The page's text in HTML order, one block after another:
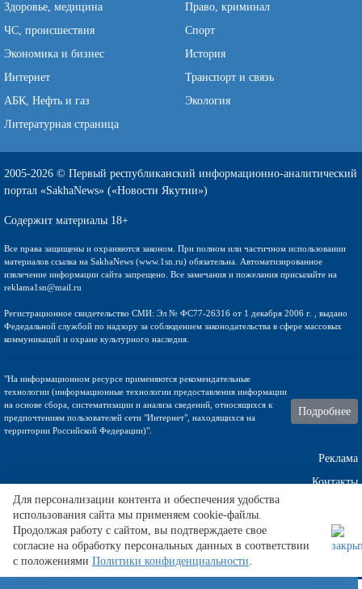
Здоровье, медицина
Право, криминал
ЧС, происшествия
Спорт
Экономика и бизнес
История
Интернет
Транспорт и связь
АБК, Нефть и газ
Экология
Литературная страница
2005-2026 © Первый республиканский информационно-аналитический
портал «SakhaNews» («Новости Якутии»)
Содержит материалы 18+
Все права защищены и охраняются законом. При полном или частичном использовании
материалов ссылка на SakhaNews (www.1sn.ru) обязательна. Автоматизированное
извлечение информации сайта запрещено. Все замечания и пожелания присылайте на
reklama1sn@mail.ru
Регистрационное свидетельство СМИ: Эл № ФС77-26316 от 1 декабря 2006 г. , выдано
Федедальной службой по надзору за соблюдением законодательства в сфере массовых
коммуникаций и охране культурного наследия.
"На информационном ресурсе применяются рекомендательные
технологии (информационные технологии предоставления информации
на основе сбора, систематизации и анализа сведений, относящихся к
предпочтениям пользователей сети "Интернет", находящихся на
территории Российской Федерации)".
Подробнее
Реклама
Контакты
Техническа поддержка
Для персонализации контента и обеспечения удобства
использования сайта мы применяем cookie-файлы.
Продолжая работу с сайтом, вы подтверждаете свое
согласие на обработку персональных данных в соответствии
с положениями Политики конфиденциальности.